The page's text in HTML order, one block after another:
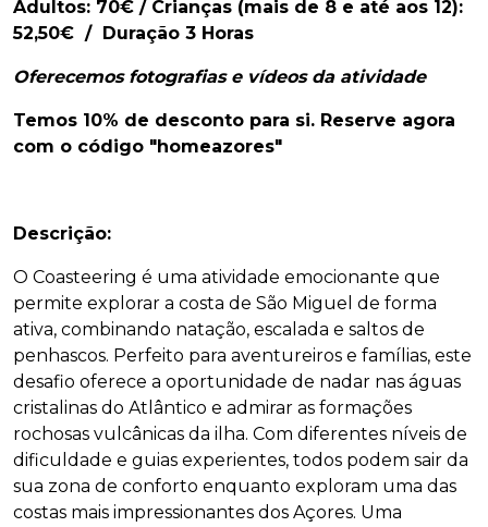
Adultos: 70€ / Crianças (mais de 8 e até aos 12):
52,50€ / Duração 3 Horas
Oferecemos fotografias e vídeos da atividade
Temos 10% de desconto para si. Reserve agora
com o código "homeazores"
Descrição:
O Coasteering é uma atividade emocionante que
permite explorar a costa de São Miguel de forma
ativa, combinando natação, escalada e saltos de
penhascos. Perfeito para aventureiros e famílias, este
desafio oferece a oportunidade de nadar nas águas
cristalinas do Atlântico e admirar as formações
rochosas vulcânicas da ilha. Com diferentes níveis de
dificuldade e guias experientes, todos podem sair da
sua zona de conforto enquanto exploram uma das
costas mais impressionantes dos Açores. Uma
ajudar e, apesar de ainda estar em
desenvolvimento, aprendo coisas novas
todos os dias. Como posso ajudar? If
you prefer, we can chat in English, just
say "English" to start.